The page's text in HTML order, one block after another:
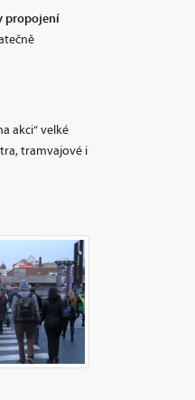
propojení
akci“ velké
tramvajové i